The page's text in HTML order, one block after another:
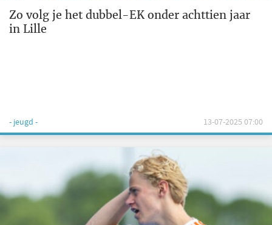
Zo volg je het dubbel-EK onder achttien jaar
in Lille
- jeugd - 13-07-2025 07:00